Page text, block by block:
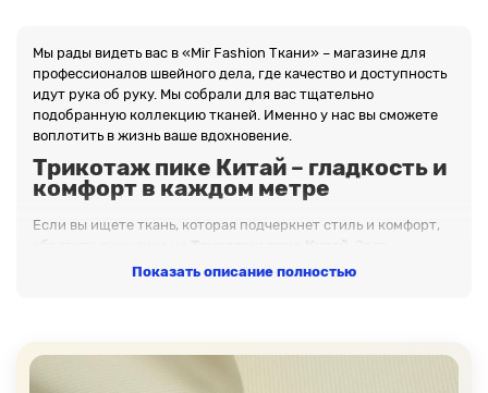
Мы рады видеть вас в «Mir Fashion Ткани» – магазине для
профессионалов швейного дела, где качество и доступность
идут рука об руку. Мы собрали для вас тщательно
подобранную коллекцию тканей. Именно у нас вы сможете
воплотить в жизнь ваше вдохновение.
Трикотаж пике Китай – гладкость и
комфорт в каждом метре
Если вы ищете ткань, которая подчеркнет стиль и комфорт,
материал станет отличной основой для создания стильных
Почему нас выбирают?
Показать описание полностью